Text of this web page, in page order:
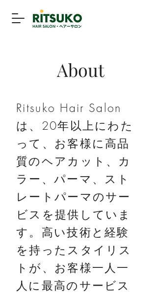
About
Ritsuko Hair Salon
は、20年以上にわた
って、お客様に高品
質のヘアカット、カ
ラー、パーマ、スト
レートパーマのサー
ビスを提供していま
す。高い技術と経験
を持ったスタイリス
トが、お客様一人一
人に最高のサービス